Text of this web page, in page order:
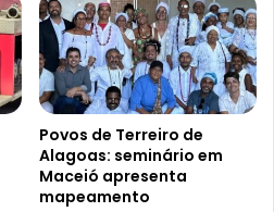
Povos de Terreiro de
Alagoas: seminário em
Maceió apresenta
mapeamento